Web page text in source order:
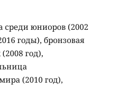
среди юниоров (2002
годы), бронзовая
год),
(2010 год),